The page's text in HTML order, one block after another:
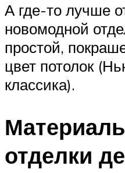
А где-то лучше
новомодной
простой,
цвет потолок
классика).
отделки